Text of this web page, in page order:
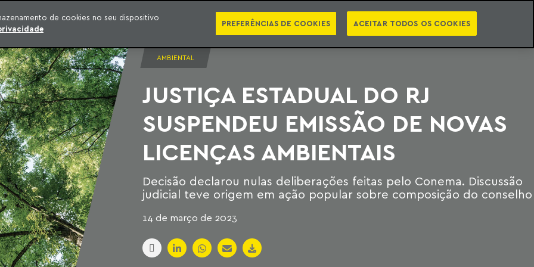
SÉRIES PUBLICAÇÕES EBOOKS PODCASTS NEWSLETTER VIDEOCASTS PT EN CATEGORIAS
AMBIENTAL
JUSTIÇA ESTADUAL DO RJ
SUSPENDEU EMISSÃO DE NOVAS
LICENÇAS AMBIENTAIS
Decisão declarou nulas deliberações feitas pelo Conema. Discussão
judicial teve origem em ação popular sobre composição do conselho
14 de março de 2023
de cookies no seu dispositivo
PREFERÊNCIAS DE COOKIES ACEITAR TODOS OS COOKIES